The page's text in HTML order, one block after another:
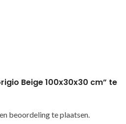
Beige 100x30x30 cm” te
beoordeling te plaatsen.